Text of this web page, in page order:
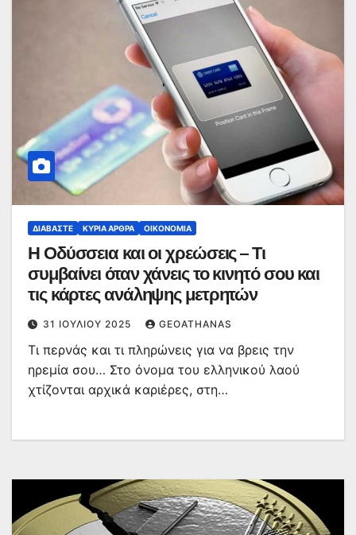
ΔΙΑΒΆΣΤΕ ΚΥΡΙΑ ΑΡΘΡΑ ΟΙΚΟΝΟΜΊΑ
Η Οδύσσεια και οι χρεώσεις – Τι
συμβαίνει όταν χάνεις το κινητό σου και
τις κάρτες ανάληψης μετρητών
31 ΙΟΥΛΊΟΥ 2025 GEOATHANAS
Τι περνάς και τι πληρώνεις για να βρεις την
ηρεμία σου… Στο όνομα του ελληνικού λαού
χτίζονται αρχικά καριέρες, στη…